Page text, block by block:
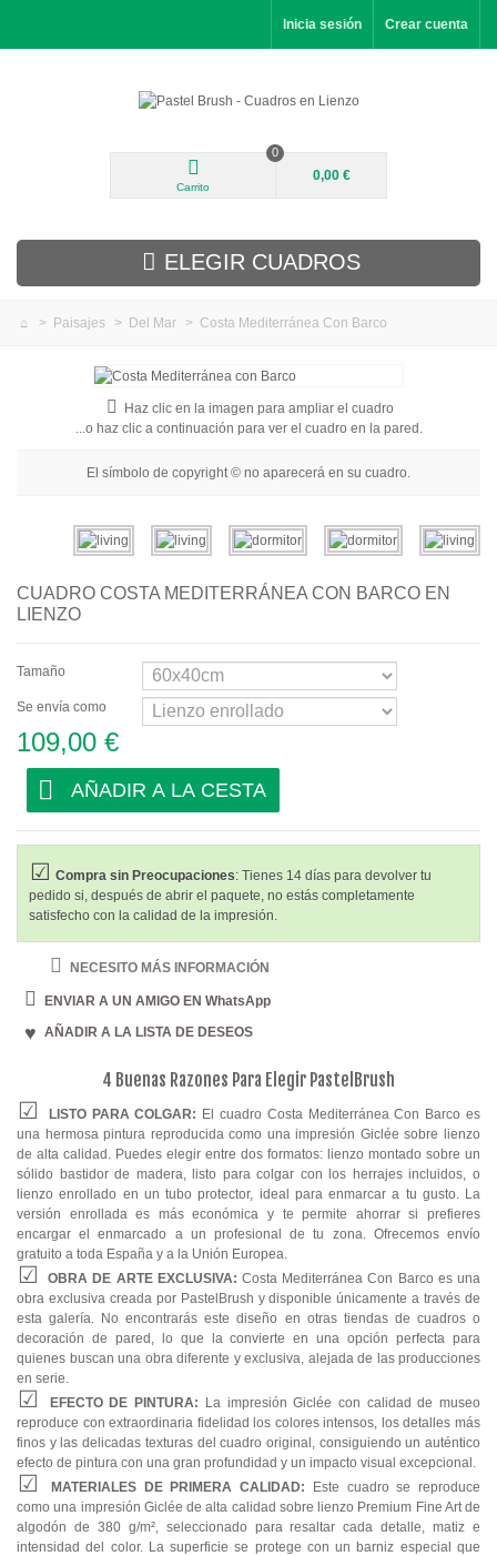
Inicia sesión Crear cuenta
Carrito
0
0,00 €
ELEGIR CUADROS
Abstractos
Decorativos
Salón
Dormitorio
Recibidor
Oficina
Salones de Belleza
Habitaciones de Hotel
Bar y Café
Comedor
> Paisajes > Del Mar > Costa Mediterránea Con Barco
Haz clic en la imagen para ampliar el cuadro
...o haz clic a continuación para ver el cuadro en la pared.
El símbolo de copyright © no aparecerá en su cuadro.
CUADRO COSTA MEDITERRÁNEA CON BARCO EN
LIENZO
Tamaño
Se envía como
109,00 €
AÑADIR A LA CESTA
Compra sin Preocupaciones: Tienes 14 días para devolver tu
pedido si, después de abrir el paquete, no estás completamente
satisfecho con la calidad de la impresión.
NECESITO MÁS INFORMACIÓN
ENVIAR A UN AMIGO EN WhatsApp
AÑADIR A LA LISTA DE DESEOS
4 Buenas Razones Para Elegir PastelBrush
LISTO PARA COLGAR: El cuadro Costa Mediterránea Con Barco es
una hermosa pintura reproducida como una impresión Giclée sobre lienzo
de alta calidad. Puedes elegir entre dos formatos: lienzo montado sobre un
sólido bastidor de madera, listo para colgar con los herrajes incluidos, o
lienzo enrollado en un tubo protector, ideal para enmarcar a tu gusto. La
versión enrollada es más económica y te permite ahorrar si prefieres
encargar el enmarcado a un profesional de tu zona. Ofrecemos envío
gratuito a toda España y a la Unión Europea.
OBRA DE ARTE EXCLUSIVA:Costa Mediterránea Con Barco es una
obra exclusiva creada por PastelBrush y disponible únicamente a través de
esta galería. No encontrarás este diseño en otras tiendas de cuadros o
decoración de pared, lo que la convierte en una opción perfecta para
quienes buscan una obra diferente y exclusiva, alejada de las producciones
en serie.
EFECTO DE PINTURA: La impresión Giclée con calidad de museo
reproduce con extraordinaria fidelidad los colores intensos, los detalles más
finos y las delicadas texturas del cuadro original, consiguiendo un auténtico
efecto de pintura con una gran profundidad y un impacto visual excepcional.
MATERIALES DE PRIMERA CALIDAD: Este cuadro se reproduce
como una impresión Giclée de alta calidad sobre lienzo Premium Fine Art de
algodón de 380 g/m², seleccionado para resaltar cada detalle, matiz e
intensidad del color. La superficie se protege con un barniz especial que